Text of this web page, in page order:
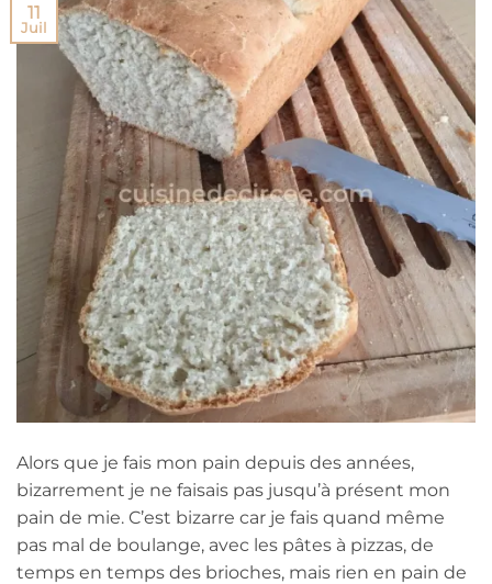
11
Juil
Alors que je fais mon pain depuis des années,
bizarrement je ne faisais pas jusqu’à présent mon
pain de mie. C’est bizarre car je fais quand même
pas mal de boulange, avec les pâtes à pizzas, de
temps en temps des brioches, mais rien en pain de